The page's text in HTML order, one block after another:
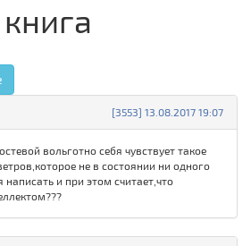
[3553] 13.08.2017 19:07
вольготно себя чувствует такое
не в состоянии ни одного
и при этом считает,что